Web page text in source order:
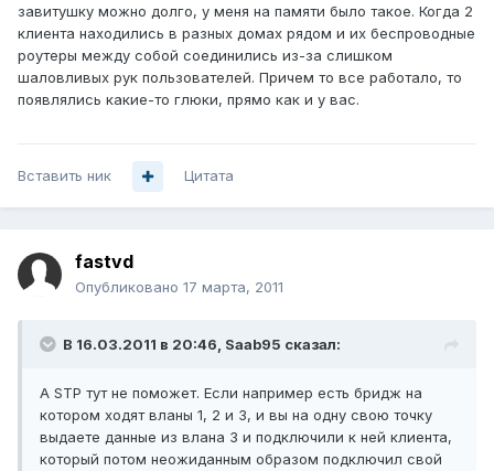
завитушку можно долго, у меня на памяти было такое. Когда 2
клиента находились в разных домах рядом и их беспроводные
роутеры между собой соединились из-за слишком
шаловливых рук пользователей. Причем то все работало, то
появлялись какие-то глюки, прямо как и у вас.
Вставить ник Цитата
fastvd
Опубликовано 17 марта, 2011
В 16.03.2011 в 20:46, Saab95 сказал:
А STP тут не поможет. Если например есть бридж на
котором ходят вланы 1, 2 и 3, и вы на одну свою точку
выдаете данные из влана 3 и подключили к ней клиента,
который потом неожиданным образом подключил свой